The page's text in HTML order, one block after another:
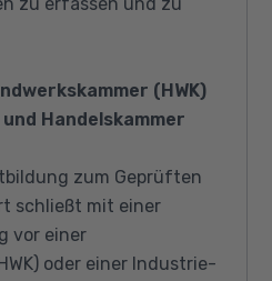
(HWK)
Handelskammer
zum Geprüften
schließt mit einer
vor einer
oder einer Industrie-